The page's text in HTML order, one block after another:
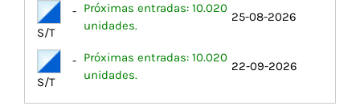
-
S/T
Próximas entradas: 10.020
unidades.
25-08-2026
-
S/T
Próximas entradas: 10.020
unidades.
22-09-2026